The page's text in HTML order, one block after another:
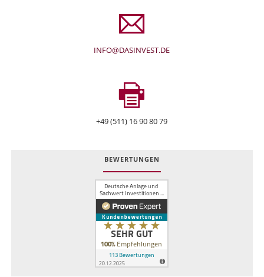
INFO@DASINVEST.DE
+49 (511) 16 90 80 79
BEWERTUNGEN